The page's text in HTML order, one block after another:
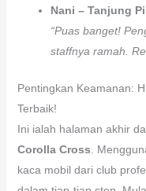
Nani – Tanjung
“Puas banget!
staffnya ramah.
Pentingkan Keamanan:
Terbaik!
Ini ialah halaman akhir
Corolla Cross .
kaca mobil dari club